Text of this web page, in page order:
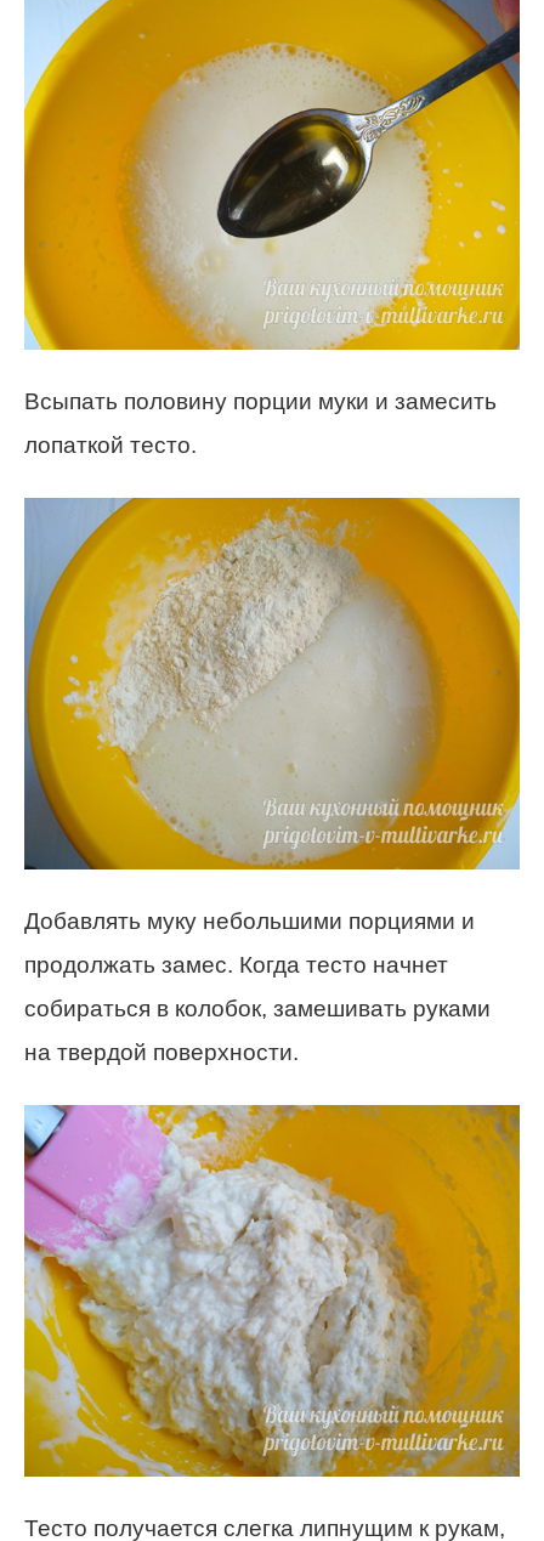
Всыпать половину порции муки и замесить
лопаткой тесто.
Добавлять муку небольшими порциями и
продолжать замес. Когда тесто начнет
собираться в колобок, замешивать руками
на твердой поверхности.
Тесто получается слегка липнущим к рукам,